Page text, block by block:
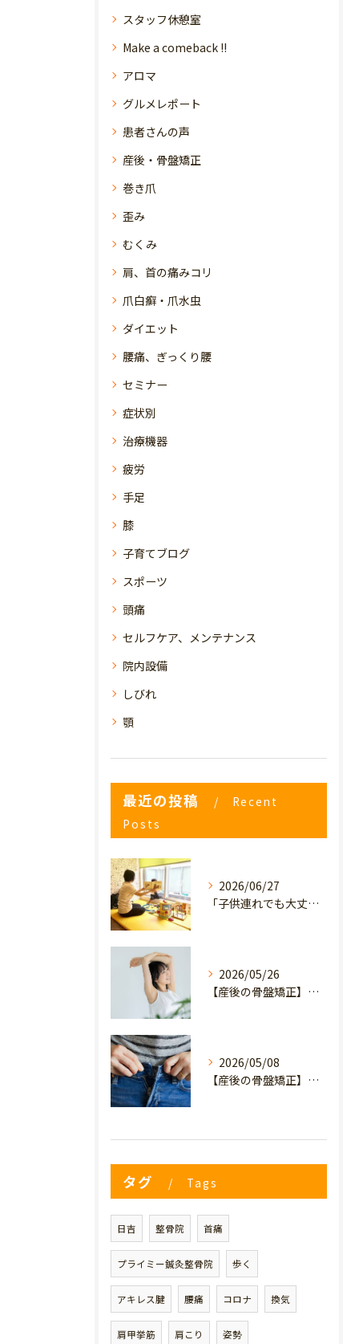
スタッフ休憩室
Make a comeback !!
アロマ
グルメレポート
患者さんの声
産後・骨盤矯正
巻き爪
歪み
むくみ
肩、首の痛みコリ
爪白癬・爪水虫
ダイエット
腰痛、ぎっくり腰
セミナー
症状別
治療機器
疲労
手足
膝
子育てブログ
スポーツ
頭痛
セルフケア、メンテナンス
院内設備
しびれ
顎
最近の投稿
Recent
Posts
2026/06/27
「子供連れでも大丈夫？」産後の腰痛・体型崩れに悩むママが、プライミー鍼灸整骨院を選ぶ3つの理由
2026/05/26
【産後の骨盤矯正】産後の原因不明なイライラ・疲れやすさは骨盤のせい？心と体を軽くするヒント
2026/05/08
【産後の骨盤矯正】妊娠前のデニムが履けない…
タグ Tags
日吉 整骨院 首痛
プライミー鍼灸整骨院 歩く
アキレス腱 腰痛 コロナ 換気
肩甲挙筋 肩こり 姿勢